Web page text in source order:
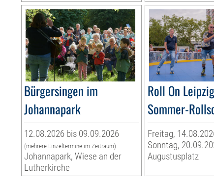
Bürgersingen im
Johannapark
12.08.2026 bis 09.09.2026
(mehrere Einzeltermine im Zeitraum)
Johannapark, Wiese an der
Lutherkirche
Roll On
Sommer-
Freitag,
Sonntag,
Augustusplatz